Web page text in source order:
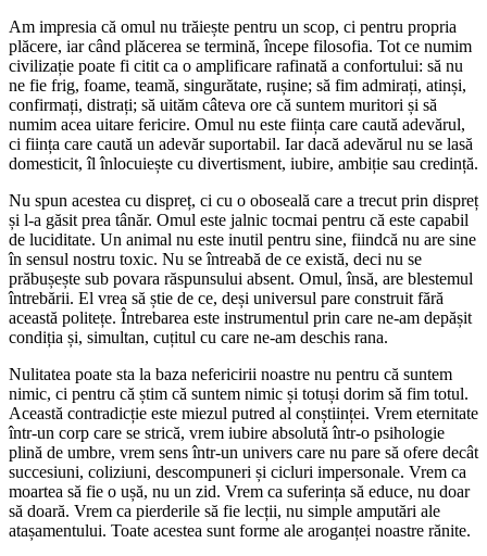
Am impresia că omul nu trăiește pentru un scop, ci pentru propria
plăcere, iar când plăcerea se termină, începe filosofia. Tot ce numim
civilizație poate fi citit ca o amplificare rafinată a confortului: să nu
ne fie frig, foame, teamă, singurătate, rușine; să fim admirați, atinși,
confirmați, distrați; să uităm câteva ore că suntem muritori și să
numim acea uitare fericire. Omul nu este ființa care caută adevărul,
ci ființa care caută un adevăr suportabil. Iar dacă adevărul nu se lasă
domesticit, îl înlocuiește cu divertisment, iubire, ambiție sau credință.
Nu spun acestea cu dispreț, ci cu o oboseală care a trecut prin dispreț
și l-a găsit prea tânăr. Omul este jalnic tocmai pentru că este capabil
de luciditate. Un animal nu este inutil pentru sine, fiindcă nu are sine
în sensul nostru toxic. Nu se întreabă de ce există, deci nu se
prăbușește sub povara răspunsului absent. Omul, însă, are blestemul
întrebării. El vrea să știe de ce, deși universul pare construit fără
această politețe. Întrebarea este instrumentul prin care ne-am depășit
condiția și, simultan, cuțitul cu care ne-am deschis rana.
Nulitatea poate sta la baza nefericirii noastre nu pentru că suntem
nimic, ci pentru că știm că suntem nimic și totuși dorim să fim totul.
Această contradicție este miezul putred al conștiinței. Vrem eternitate
într-un corp care se strică, vrem iubire absolută într-o psihologie
plină de umbre, vrem sens într-un univers care nu pare să ofere decât
succesiuni, coliziuni, descompuneri și cicluri impersonale. Vrem ca
moartea să fie o ușă, nu un zid. Vrem ca suferința să educe, nu doar
să doară. Vrem ca pierderile să fie lecții, nu simple amputări ale
atașamentului. Toate acestea sunt forme ale aroganței noastre rănite.